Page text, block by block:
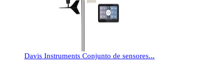
Davis Instruments Conjunto de sensores...